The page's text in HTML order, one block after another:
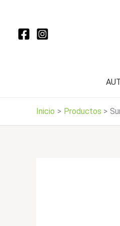
contenido
Inicio Productos